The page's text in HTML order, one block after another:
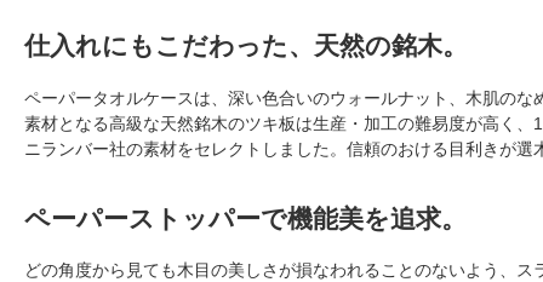
仕入れにもこだわった、天然の銘木。
ペーパータオルケースは、深い色合いのウォールナット、木肌の
素材となる高級な天然銘木のツキ板は生産・加工の難易度が高く
ニランバー社の素材をセレクトしました。信頼のおける目利きが
ペーパーストッパーで機能美を追求。
どの角度から見ても木目の美しさが損なわれることのないよう、